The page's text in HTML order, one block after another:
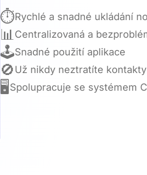
⏱️Rychlé a snadné ukládání
📊 Centralizovaná a
🕹️Snadné použití aplikace
🚫️Už nikdy neztratíte kontakty
🖥️️ Spolupracuje se systémem